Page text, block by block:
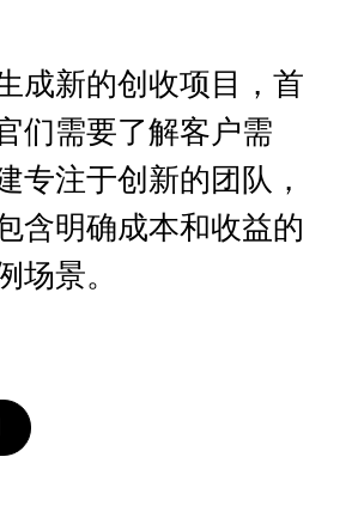
成新的创收项目，首
们需要了解客户需
专注于创新的团队，
含明确成本和收益的
场景。